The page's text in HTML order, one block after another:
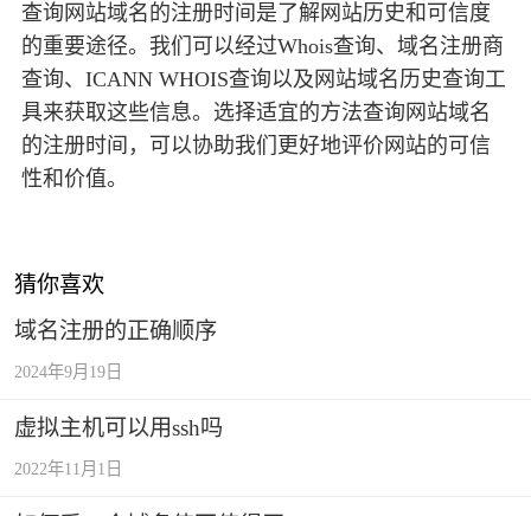
查询网站域名的注册时间是了解网站历史和可信度
的重要途径。我们可以经过Whois查询、域名注册商
查询、ICANN WHOIS查询以及网站域名历史查询工
具来获取这些信息。选择适宜的方法查询网站域名
的注册时间，可以协助我们更好地评价网站的可信
性和价值。
猜你喜欢
域名注册的正确顺序
2024年9月19日
虚拟主机可以用ssh吗
2022年11月1日